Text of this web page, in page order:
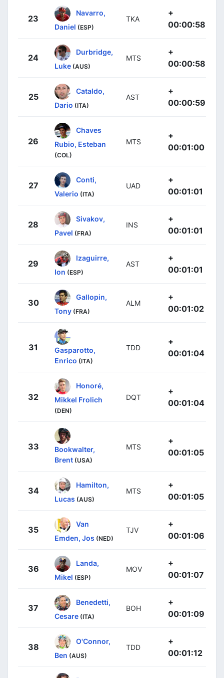
23
Navarro,
Daniel (ESP)
TKA
+
00:00:58
24
Durbridge,
Luke (AUS)
MTS
+
00:00:58
25
Cataldo,
Dario (ITA)
AST
+
00:00:59
26
Chaves
Rubio, Esteban
(COL)
MTS
+
00:01:00
27
Conti,
Valerio (ITA)
UAD
+
00:01:01
28
Sivakov,
Pavel (FRA)
INS
+
00:01:01
29
Izaguirre,
Ion (ESP)
AST
+
00:01:01
30
Gallopin,
Tony (FRA)
ALM
+
00:01:02
31
Gasparotto,
Enrico (ITA)
TDD
+
00:01:04
32
Honoré,
Mikkel Frolich
(DEN)
DQT
+
00:01:04
33
Bookwalter,
Brent (USA)
MTS
+
00:01:05
34
Hamilton,
Lucas (AUS)
MTS
+
00:01:05
35
Van
Emden, Jos (NED)
TJV
+
00:01:06
36
Landa,
Mikel (ESP)
MOV
+
00:01:07
37
Benedetti,
Cesare (ITA)
BOH
+
00:01:09
38
O'Connor,
Ben (AUS)
TDD
+
00:01:12